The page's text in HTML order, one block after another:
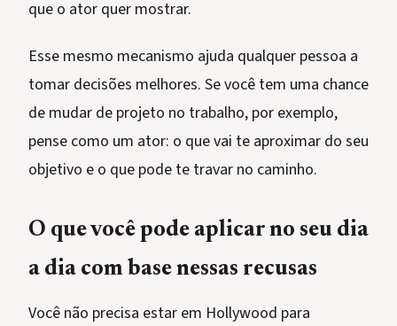
que o ator quer mostrar.
Esse mesmo mecanismo ajuda qualquer pessoa a
tomar decisões melhores. Se você tem uma chance
de mudar de projeto no trabalho, por exemplo,
pense como um ator: o que vai te aproximar do seu
objetivo e o que pode te travar no caminho.
O que você pode aplicar no seu dia
a dia com base nessas recusas
Você não precisa estar em Hollywood para